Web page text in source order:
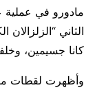
مادورو في عملية
الثاني
كانا ⁠جسيمين،
وأظهرت لقطات